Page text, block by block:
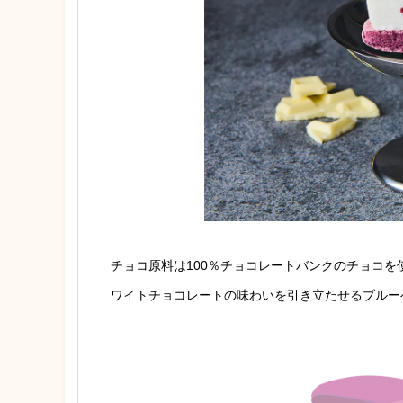
チョコ原料は100％チョコレートバンクのチョコ
ワイトチョコレートの味わいを引き立たせるブル